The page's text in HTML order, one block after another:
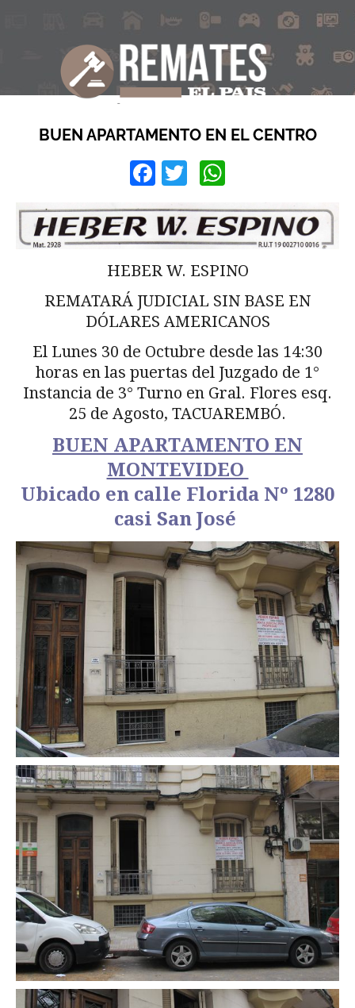
BUEN APARTAMENTO EN EL CENTRO
Facebook
Twitter
HEBER W. ESPINO
REMATARÁ JUDICIAL SIN BASE EN
DÓLARES AMERICANOS
El Lunes 30 de Octubre desde las 14:30
horas en las puertas del Juzgado de 1°
Instancia de 3° Turno en Gral. Flores esq.
25 de Agosto, TACUAREMBÓ.
BUEN APARTAMENTO EN
MONTEVIDEO
Ubicado en calle Florida Nº 1280
casi San José